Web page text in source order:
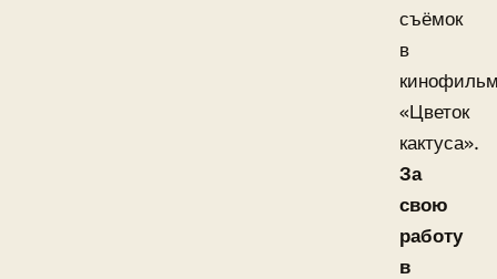
съёмок
в
«Цветок
кактуса».
За
свою
работу
в